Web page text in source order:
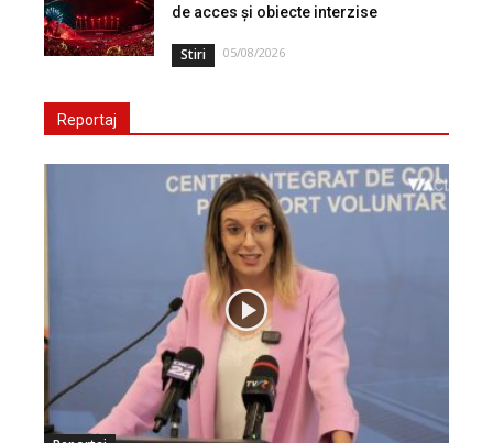
de acces și obiecte interzise
Stiri 05/08/2026
Reportaj